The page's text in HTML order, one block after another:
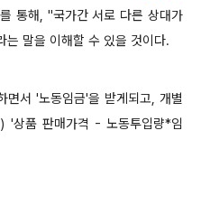
통해, "국가간 서로 다른 상대가
는 말을 이해할 수 있을 것이다.
면서 '노동임금'을 받게되고, 개별
'상품 판매가격 - 노동투입량*임